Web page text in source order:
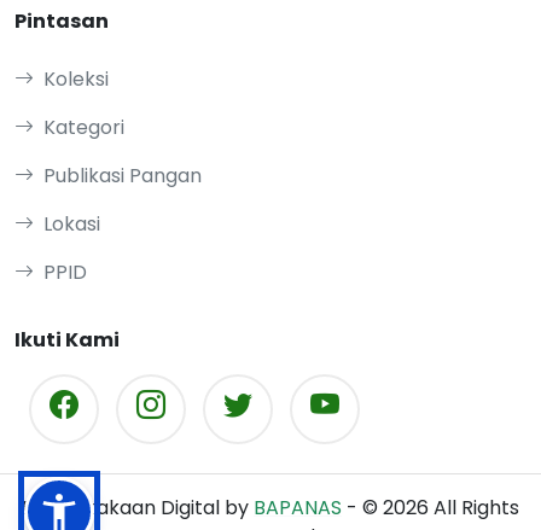
Pintasan
Koleksi
Kategori
Publikasi Pangan
Lokasi
PPID
Ikuti Kami
Perpustakaan Digital by BAPANAS - © 2026 All Rights